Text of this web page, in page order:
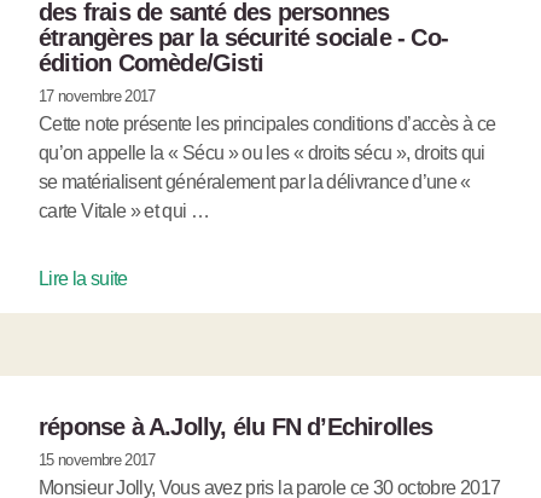
des frais de santé des personnes
étrangères par la sécurité sociale - Co-
édition Comède/Gisti
17 novembre 2017
Cette note présente les principales conditions d’accès à ce
qu’on appelle la « Sécu » ou les « droits sécu », droits qui
se matérialisent généralement par la délivrance d’une «
carte Vitale » et qui …
Lire la suite
réponse à A.Jolly, élu FN d’Echirolles
15 novembre 2017
Monsieur Jolly, Vous avez pris la parole ce 30 octobre 2017